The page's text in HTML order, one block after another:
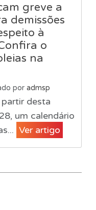
greve a
demissões
à
o
na
por admsp
desta
um calendário
Ver artigo